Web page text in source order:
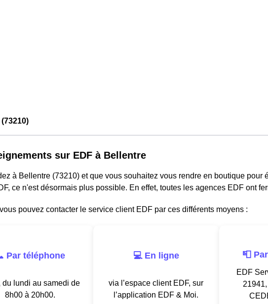
sur EDF à Bellentre
à Bellentre (73210) et que vous souhaitez vous rendre en boutique pour
ce n'est désormais plus possible. En effet, toutes les agences EDF ont
pouvez contacter le service client EDF par ces différents moyens :
Par téléphone
du lundi au samedi de
8h00 à 20h00.
💻 En ligne
via l’espace client EDF, sur
l’application EDF & Moi.
📮
EDF